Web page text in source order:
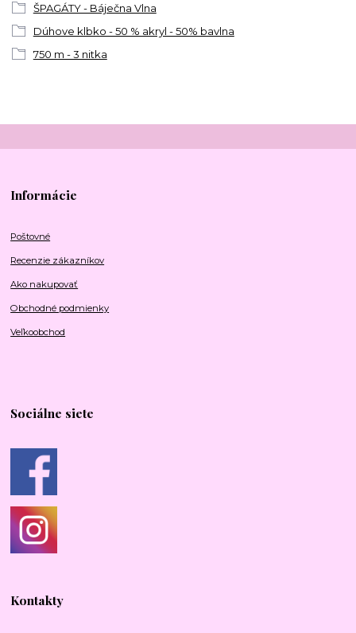
ŠPAGÁTY - Báječna Vlna
Dúhove klbko - 50 % akryl - 50% bavlna
750 m - 3 nitka
Informácie
Poštovné
Recenzie zákazníkov
Ako nakupovať
Obchodné podmienky
Veľkoobchod
Sociálne siete
Kontakty